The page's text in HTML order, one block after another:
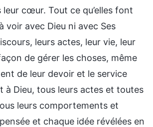
leur cœur. Tout ce qu’elles font
voir avec Dieu ni avec Ses
leurs actes, leur vie, leur
de gérer les choses, même
de leur devoir et le service
à Dieu, tous leurs actes et toutes
leurs comportements et
et chaque idée révélées en